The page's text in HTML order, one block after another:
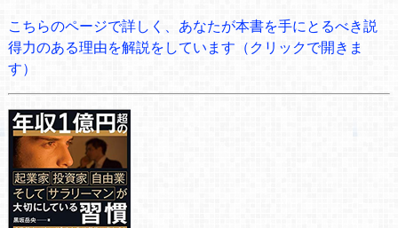
こちらのページで詳しく、あなたが本書を手にとるべき説
得力のある理由を解説をしています（クリックで開きま
す）